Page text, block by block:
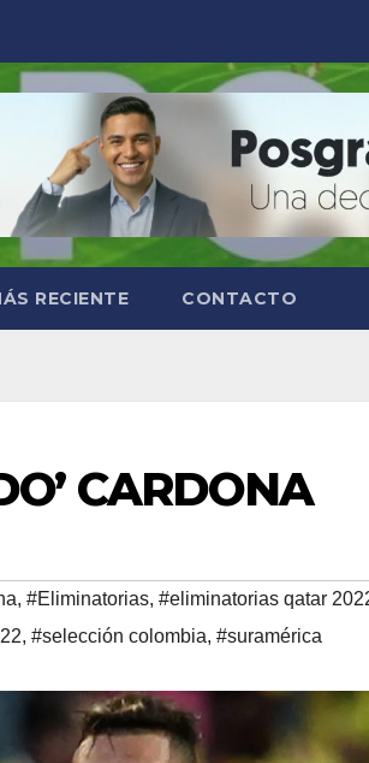
RECIENTE CONTACTO
CARDONA
, #Eliminatorias, #eliminatorias qatar
, #selección colombia, #suramérica